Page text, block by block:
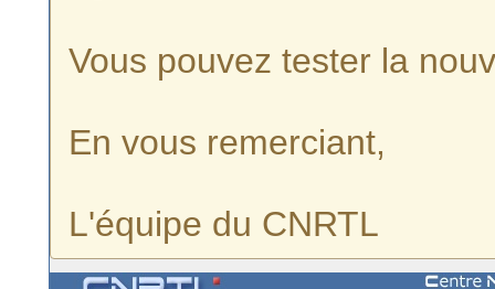
Vous pouvez tester la
En vous remerciant,
L'équipe du CNRTL